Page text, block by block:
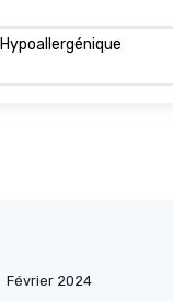
Hypoallergénique
Février 2024